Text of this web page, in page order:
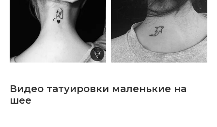
Видео татуировки маленькие на
шее